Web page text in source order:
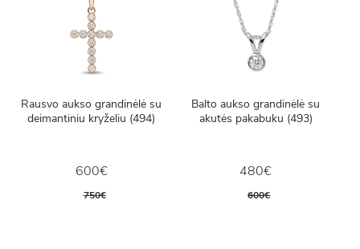
Rausvo aukso grandinėlė su
deimantiniu kryželiu (494)
600€
750€
Balto aukso grandinėlė su
akutės pakabuku (493)
480€
600€